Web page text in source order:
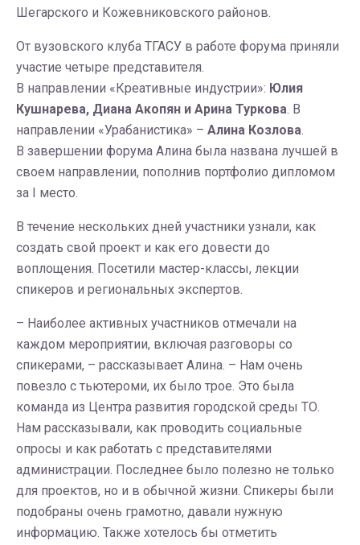
Шегарского и Кожевниковского районов.
От вузовского клуба ТГАСУ в работе форума приняли
участие четыре представителя.
В направлении «Креативные индустрии»: Юлия
Кушнарева, Диана Акопян и Арина Туркова. В
направлении «Урабанистика» – Алина Козлова.
В завершении форума Алина была названа лучшей в
своем направлении, пополнив портфолио дипломом
за I место.
В течение нескольких дней участники узнали, как
создать свой проект и как его довести до
воплощения. Посетили мастер-классы, лекции
спикеров и региональных экспертов.
– Наиболее активных участников отмечали на
каждом мероприятии, включая разговоры со
спикерами, – рассказывает Алина. – Нам очень
повезло с тьютероми, их было трое. Это была
команда из Центра развития городской среды ТО.
Нам рассказывали, как проводить социальные
опросы и как работать с представителями
администрации. Последнее было полезно не только
для проектов, но и в обычной жизни. Спикеры были
подобраны очень грамотно, давали нужную
информацию. Также хотелось бы отметить